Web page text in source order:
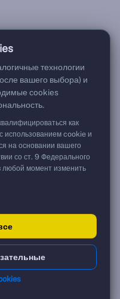
технологии
вашего выбора) и
cookies
как
использованием cookie и
на основании вашего
со ст. 9 Федерального
момент изменить